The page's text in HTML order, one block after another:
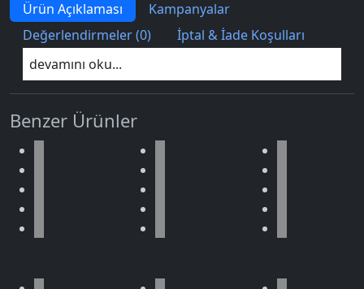
Ürün Açıklaması
Kampanyalar
Değerlendirmeler (0)
İptal & İade Koşulları
devamını oku...
Benzer Ürünler